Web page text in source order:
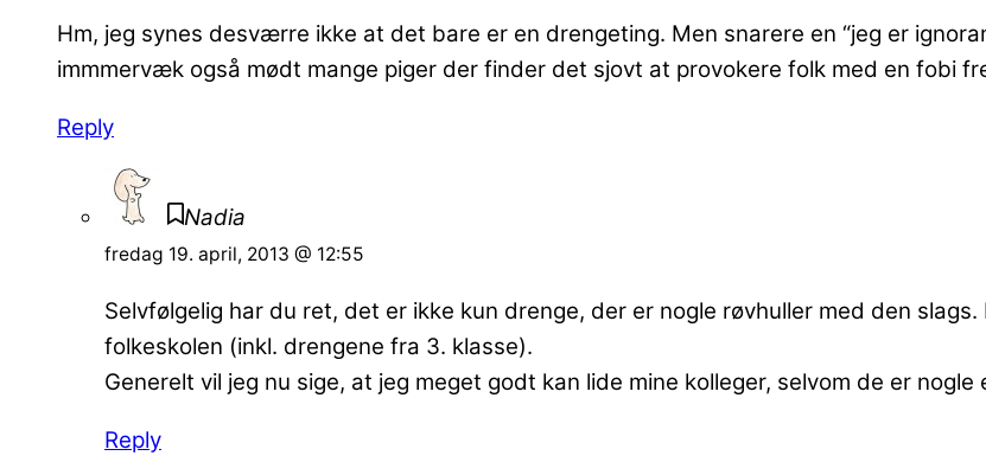
Hm, jeg synes desværre ikke at det bare er en drengeting. Men snarere en “jeg er
immmervæk også mødt mange piger der finder det sjovt at provokere folk med en fobi
Reply
Nadia
fredag 19. april, 2013 @ 12:55
Selvfølgelig har du ret, det er ikke kun drenge, der er nogle røvhuller med den
folkeskolen (inkl. drengene fra 3. klasse).
Generelt vil jeg nu sige, at jeg meget godt kan lide mine kolleger, selvom de er nogle
Reply